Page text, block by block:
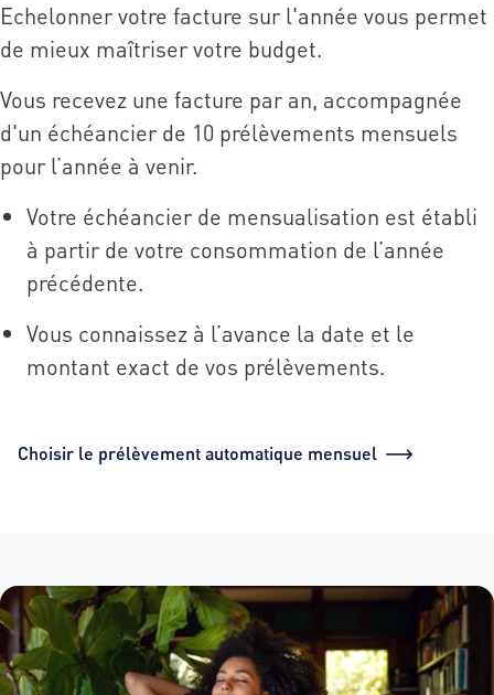
Echelonner votre facture sur l'année vous permet
de mieux maîtriser votre budget.
Vous recevez une facture par an, accompagnée
d'un échéancier de 10 prélèvements mensuels
pour l’année à venir.
Votre échéancier de mensualisation est établi
à partir de votre consommation de l’année
précédente.
Vous connaissez à l’avance la date et le
montant exact de vos prélèvements.
Choisir le prélèvement automatique mensuel